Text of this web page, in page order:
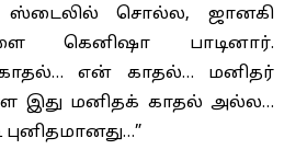
சொல்ல, ஜானகி
கெனிஷா பாடினார்.
காதல்… என் காதல்… மனிதர்
இது மனிதக் காதல் அல்ல…